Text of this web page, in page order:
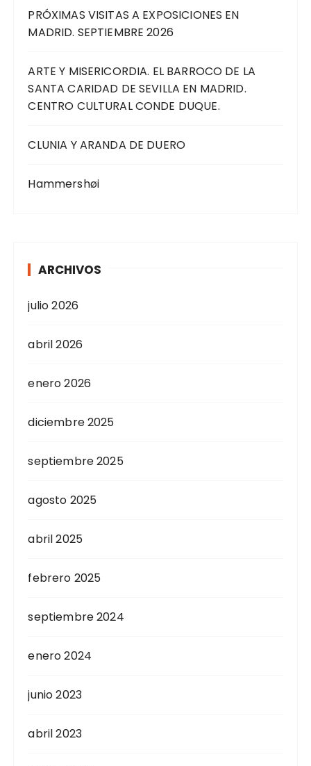
PRÓXIMAS VISITAS A EXPOSICIONES EN
MADRID. SEPTIEMBRE 2026
ARTE Y MISERICORDIA. EL BARROCO DE LA
SANTA CARIDAD DE SEVILLA EN MADRID.
CENTRO CULTURAL CONDE DUQUE.
CLUNIA Y ARANDA DE DUERO
Hammershøi
ARCHIVOS
julio 2026
abril 2026
enero 2026
diciembre 2025
septiembre 2025
agosto 2025
abril 2025
febrero 2025
septiembre 2024
enero 2024
junio 2023
abril 2023